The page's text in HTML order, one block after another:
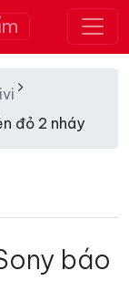
đỏ 2 nháy
báo